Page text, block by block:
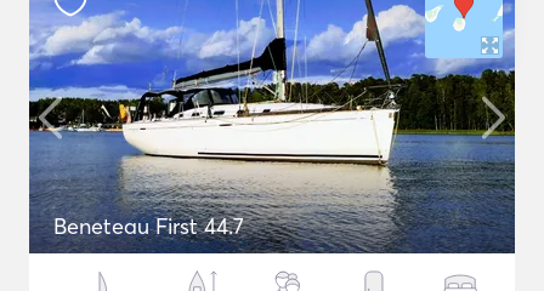
Beneteau First 44.7